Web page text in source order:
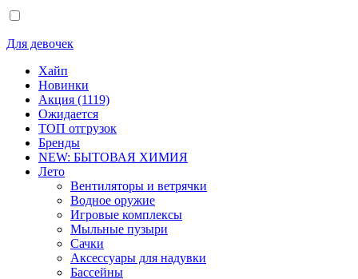
Для девочек
Хайп
Новинки
Акция (1119)
Ожидается
ТОП отгрузок
Бренды
NEW: БЫТОВАЯ ХИМИЯ
Лето
Вентиляторы и ветрячки
Водное оружие
Игровые комплексы
Мыльные пузыри
Сачки
Аксессуары для надувки
Бассейны